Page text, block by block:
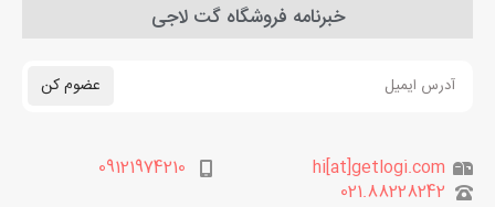
خبرنامه فروشگاه گت لاجی
عضوم کن
hi[at]getlogi.com
09121974210
021.88228242